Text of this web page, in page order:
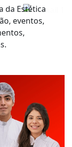
da Estética
eventos,